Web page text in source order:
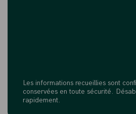
Les informations recueillies sont
conservées en toute sécurité.
rapidement.